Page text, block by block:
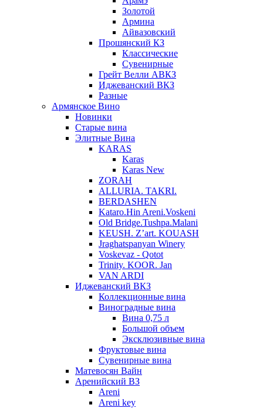
Золотой
Армина
Айвазовский
Прошянский КЗ
Классические
Сувенирные
Грейт Велли АВКЗ
Иджеванский ВКЗ
Разные
Армянское Вино
Новинки
Старые вина
Элитные Вина
KARAS
Karas
Karas New
ZORAH
ALLURIA. TAKRI.
BERDASHEN
Kataro.Hin Areni.Voskeni
Old Bridge.Tushpa.Malani
KEUSH. Z’art. KOUASH
Jraghatspanyan Winery
Voskevaz - Qotot
Trinity. KOOR. Jan
VAN ARDI
Иджеванский ВКЗ
Коллекционные вина
Виноградные вина
Вина 0,75 л
Большой объем
Эксклюзивные вина
Фруктовые вина
Cувенирные вина
Матевосян Вайн
Аренийский ВЗ
Areni
Areni key